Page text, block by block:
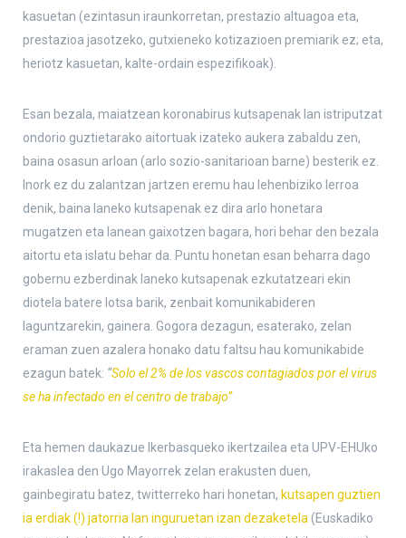
kasuetan (ezintasun iraunkorretan, prestazio altuagoa eta,
prestazioa jasotzeko, gutxieneko kotizazioen premiarik ez; eta,
heriotz kasuetan, kalte-ordain espezifikoak).
Esan bezala, maiatzean koronabirus kutsapenak lan istriputzat
ondorio guztietarako aitortuak izateko aukera zabaldu zen,
baina osasun arloan (arlo sozio-sanitarioan barne) besterik ez.
Inork ez du zalantzan jartzen eremu hau lehenbiziko lerroa
denik, baina laneko kutsapenak ez dira arlo honetara
mugatzen eta lanean gaixotzen bagara, hori behar den bezala
aitortu eta islatu behar da. Puntu honetan esan beharra dago
gobernu ezberdinak laneko kutsapenak ezkutatzeari ekin
diotela batere lotsa barik, zenbait komunikabideren
laguntzarekin, gainera. Gogora dezagun, esaterako, zelan
eraman zuen azalera honako datu faltsu hau komunikabide
ezagun batek: “Solo el 2% de los vascos contagiados por el virus
se ha infectado en el centro de trabajo”
Eta hemen daukazue Ikerbasqueko ikertzailea eta UPV-EHUko
irakaslea den Ugo Mayorrek zelan erakusten duen,
gainbegiratu batez, twitterreko hari honetan, kutsapen guztien
ia erdiak (!) jatorria lan inguruetan izan dezaketela (Euskadiko